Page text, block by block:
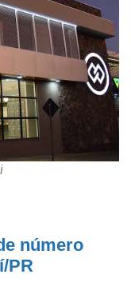
número
PR